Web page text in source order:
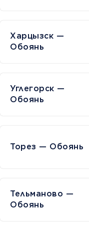
Харцызск —
Обоянь
Углегорск —
Обоянь
Торез — Обоянь
Тельманово —
Обоянь